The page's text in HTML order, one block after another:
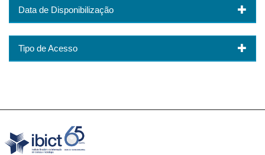
Data de Disponibilização
Tipo de Acesso